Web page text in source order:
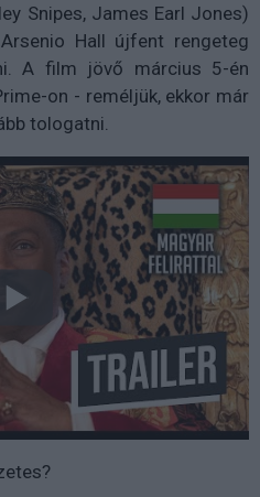
Snipes, James Earl Jones)
Hall újfent rengeteg
A film jövő március 5-én
on - reméljük, ekkor már
tologatni.